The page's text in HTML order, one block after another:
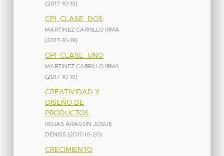
(2017-10-13)
CPI_CLASE_DOS
MARTINEZ CARRILLO IRMA
(2017-10-19)
CPI_CLASE_UNO
MARTINEZ CARRILLO IRMA
(2017-10-19)
CREATIVIDAD Y
DISEÑO DE
PRODUCTOS
ROJAS ARAGON JOSUE
DENISS (2017-10-20)
CRECIMIENTO